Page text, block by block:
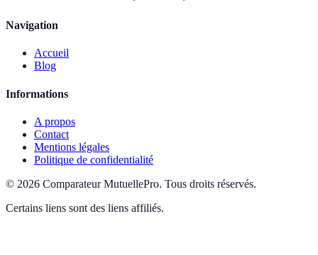
Navigation
Accueil
Blog
Informations
A propos
Contact
Mentions légales
Politique de confidentialité
© 2026 Comparateur MutuellePro. Tous droits réservés.
Certains liens sont des liens affiliés.